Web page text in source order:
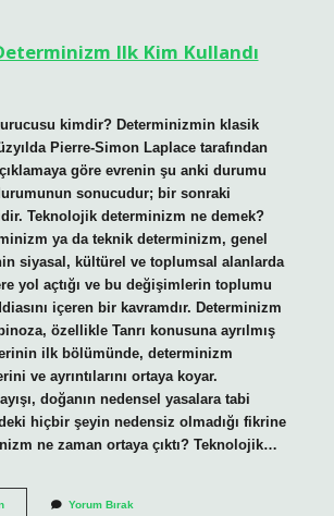
Ilk Kim Kullandı
kimdir? Determinizmin klasik
Pierre-Simon Laplace tarafından
göre evrenin şu anki durumu
sonucudur; bir sonraki
Teknolojik determinizm ne demek?
ya da teknik determinizm, genel
siyasal, kültürel ve toplumsal alanlarda
yol açtığı ve bu değişimlerin toplumu
içeren bir kavramdır. Determinizm
özellikle Tanrı konusuna ayrılmış
ilk bölümünde, determinizm
ve ayrıntılarını ortaya koyar.
doğanın nedensel yasalara tabi
hiçbir şeyin nedensiz olmadığı fikrine
ne zaman ortaya çıktı? Teknolojik…
Teknolojik
Yorum Bırak